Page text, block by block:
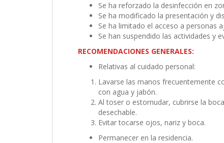
Se ha reforzado la desinfección en
Se ha modificado la presentación y
Se ha limitado el acceso a personas
Se han suspendido las actividades y
RECOMENDACIONES GENERALES:
Relativas al cuidado personal:
Lavarse las manos frecuentemente
con agua y jabón.
Al toser o estornudar, cubrirse la
desechable.
Evitar tocarse ojos, nariz y boca.
Permanecer en la residencia.